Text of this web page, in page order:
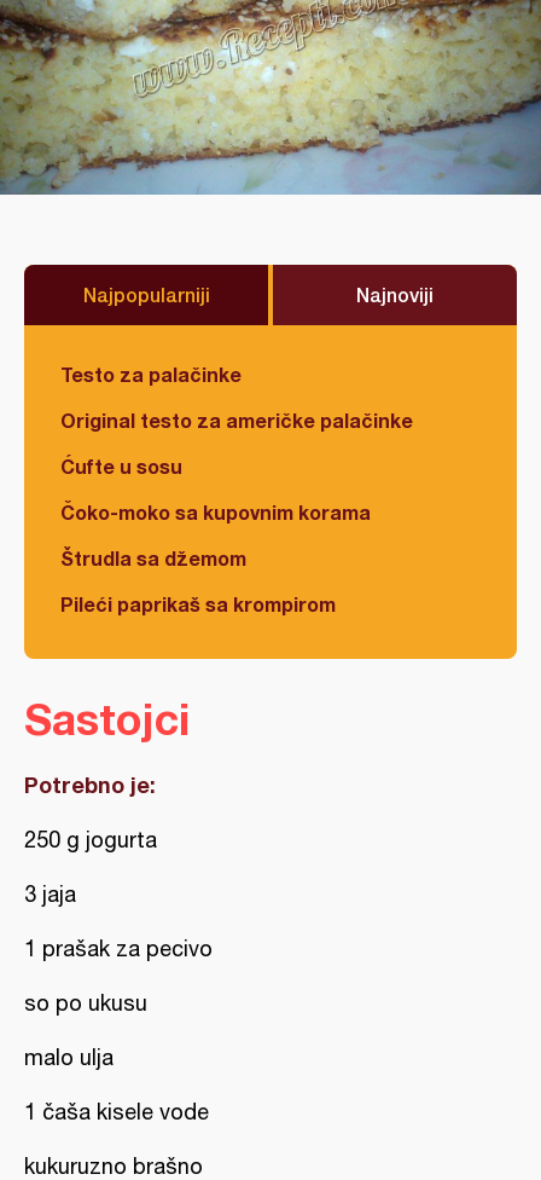
Najpopularniji Najnoviji
Testo za palačinke
Original testo za američke palačinke
Ćufte u sosu
Čoko-moko sa kupovnim korama
Štrudla sa džemom
Pileći paprikaš sa krompirom
Sastojci
Potrebno je:
250 g jogurta
3 jaja
1 prašak za pecivo
so po ukusu
malo ulja
1 čaša kisele vode
kukuruzno brašno